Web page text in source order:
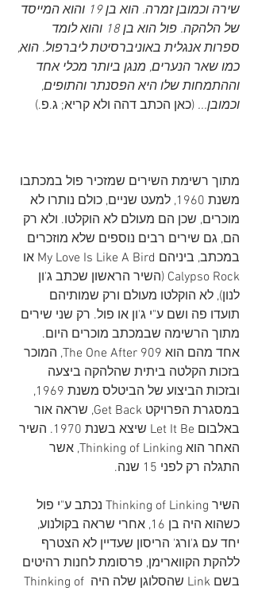
שירה וכמובן זמרה. הוא בן 19 והוא המייסד
של הלהקה. פול הוא בן 18 והוא לומד
ספרות אנגלית באוניברסיטת ליברפול. הוא,
כמו שאר הנערים, מנגן ביותר מכלי אחד
וההתמחות שלו היא הפסנתר והתופים,
וכמובן... (כאן הכתב דהה ולא קריא; ג.פ.)
מתוך רשימת השירים שמזכיר פול במכתבו
משנת 1960, למעט שניים, כולם נותרו לא
מוכרים, שכן הם מעולם לא הוקלטו. ולא רק
הם, גם שירים רבים נוספים שלא מוזכרים
במכתב, ביניהם My Love Is Like A Bird או
Calypso Rock (השיר הראשון שכתב ג'ון
לנון), לא הוקלטו מעולם ורק שמותיהם
תועדו פה ושם ע"י ג'ון או פול. רק שני שירים
מתוך הרשימה שבמכתב מוכרים היום.
אחד מהם הוא The One After 909, המוכר
בזכות הקלטה ביתית שהלהקה ביצעה
ובזכות הביצוע של הביטלס משנת 1969,
במסגרת הפרויקט Get Back, שראה אור
באלבום Let It Be שיצא בשנת 1970. השיר
האחר הוא Thinking of Linking, אשר
התגלה רק לפני 15 שנה.
השיר Thinking of Linking נכתב ע"י פול
כשהוא היה בן 16, אחרי שראה בקולנוע,
יחד עם ג'ורג' הריסון שעדיין לא הצטרף
ללהקת הקווארימן, פרסומת לחנות רהיטים
בשם Link שהסלוגן שלה היה Thinking of